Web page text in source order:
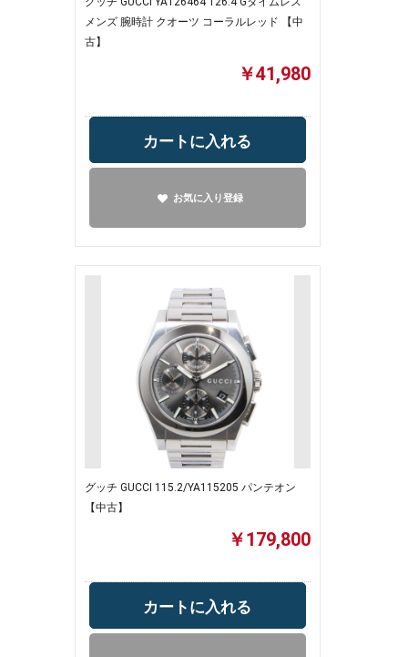
メンズ 腕時計 クオーツ コーラルレッド 【中
古】
￥41,980
カートに入れる
お気に入り登録
グッチ GUCCI 115.2/YA115205 パンテオン
【中古】
￥179,800
カートに入れる